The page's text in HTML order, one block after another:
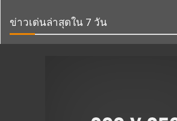
ข่าวเด่นล่าสุดใน 7 วัน